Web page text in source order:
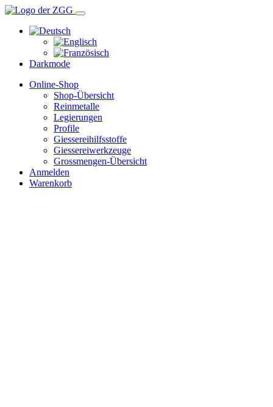
Darkmode
Online-Shop
Shop-Übersicht
Reinmetalle
Legierungen
Profile
Giessereihilfsstoffe
Giessereiwerkzeuge
Grossmengen-Übersicht
Anmelden
Warenkorb